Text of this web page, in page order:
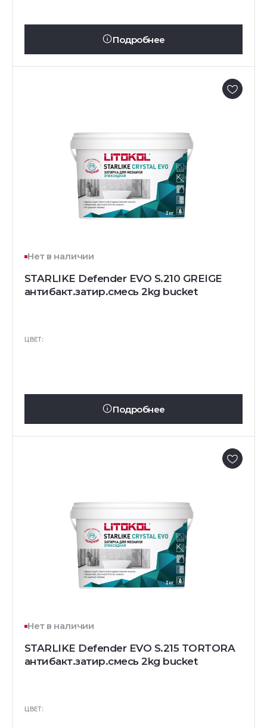
Подробнее
Нет в наличии
STARLIKE Defender EVO S.210 GREIGE
антибакт.затир.смесь 2kg bucket
ЦВЕТ:
Подробнее
Нет в наличии
STARLIKE Defender EVO S.215 TORTORA
антибакт.затир.смесь 2kg bucket
ЦВЕТ: